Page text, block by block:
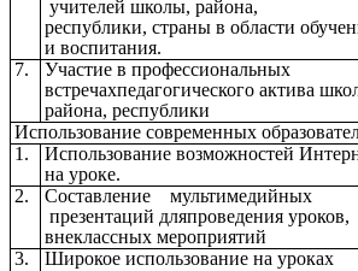
учителей школы, района,
республики, страны в области
и воспитания.
7.
Участие в профессиональных
встречахпедагогического актива
района, республики
Использование современных
1.
Использование возможностей
на уроке.
2.
Составление мультимедийных
презентаций дляпроведения уроков,
внеклассных мероприятий
3.
Широкое использование на уроках